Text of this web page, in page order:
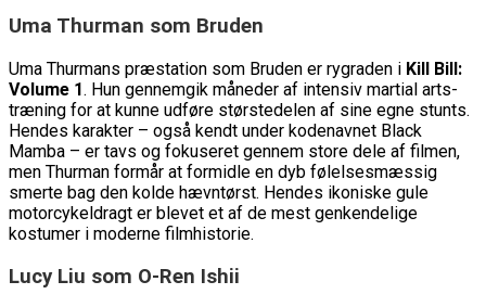
Uma Thurman som Bruden
Uma Thurmans præstation som Bruden er rygraden i Kill Bill:
Volume 1. Hun gennemgik måneder af intensiv martial arts-
træning for at kunne udføre størstedelen af sine egne stunts.
Hendes karakter – også kendt under kodenavnet Black
Mamba – er tavs og fokuseret gennem store dele af filmen,
men Thurman formår at formidle en dyb følelsesmæssig
smerte bag den kolde hævntørst. Hendes ikoniske gule
motorcykeldragt er blevet et af de mest genkendelige
kostumer i moderne filmhistorie.
Lucy Liu som O-Ren Ishii